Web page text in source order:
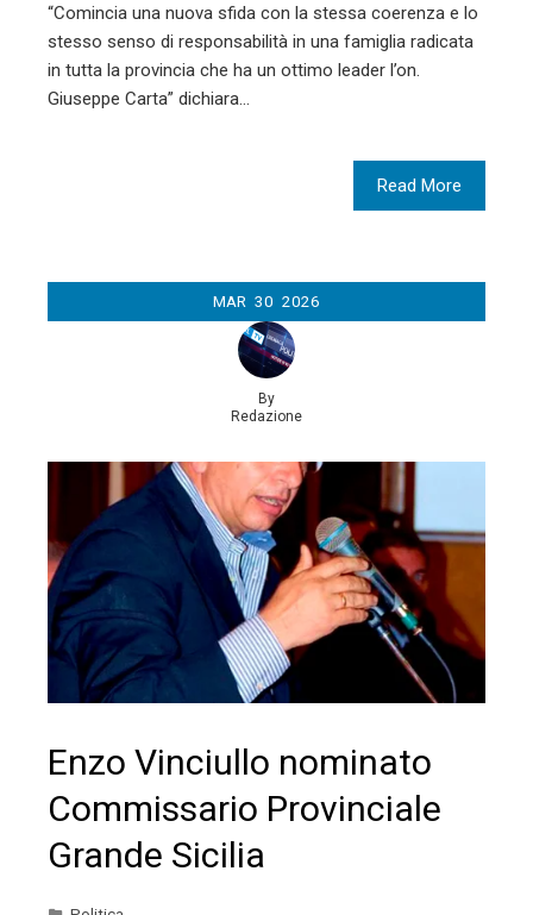
“Comincia una nuova sfida con la stessa coerenza e lo
stesso senso di responsabilità in una famiglia radicata
in tutta la provincia che ha un ottimo leader l’on.
Giuseppe Carta” dichiara…
Read More
MAR 30 2026
By
Redazione
Enzo Vinciullo nominato
Commissario Provinciale
Grande Sicilia